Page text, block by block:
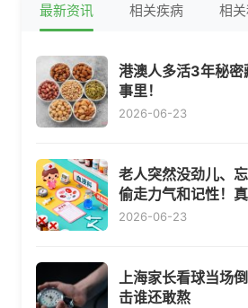
最新资讯 相关疾病 相
港澳人多活3年秘
事里！
2026-06-23
老人突然没劲儿、
偷走力气和记性！
2026-06-23
上海家长看球当场
击谁还敢熬